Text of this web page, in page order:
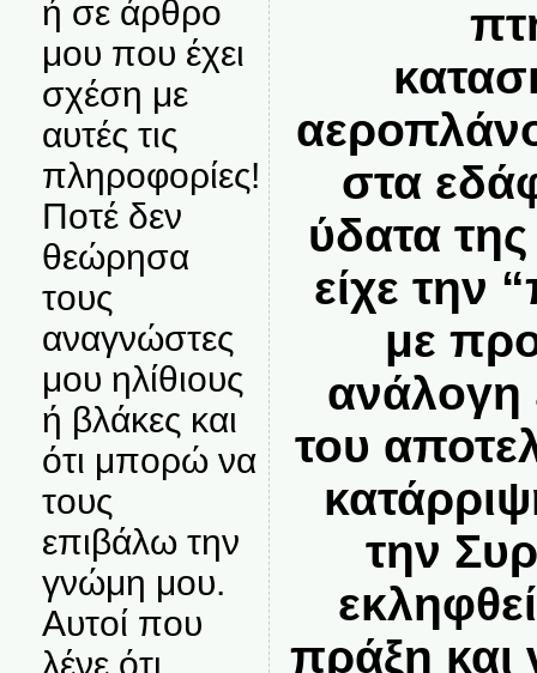
ή σε άρθρο
μου που έχει
σχέση με
αυτές τις
πληροφορίες!
Ποτέ δεν
θεώρησα
τους
αναγνώστες
μου ηλίθιους
ή βλάκες και
ότι μπορώ να
τους
επιβάλω την
γνώμη μου.
Αυτοί που
λένε ότι
στα
ύδατα
είχε την
με
ανάλογη
του
την
πράξη και